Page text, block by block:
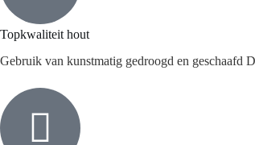
Topkwaliteit hout
Gebruik van kunstmatig gedroogd en geschaafd